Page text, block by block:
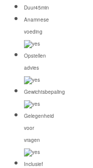
Duur45min
Anamnese
voeding
Opstellen
advies
Gewichtsbepaling
Gelegenheid
voor
vragen
Inclusief